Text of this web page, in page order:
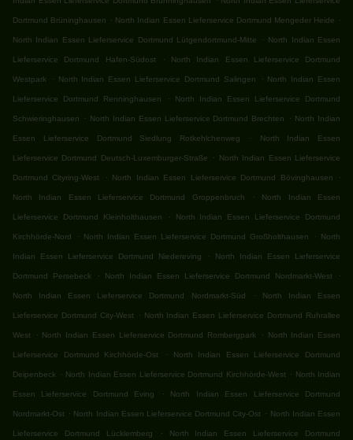
Dortmund Brüninghausen . North Indian Essen Lieferservice Dortmund Mengeder Heide .
North Indian Essen Lieferservice Dortmund Lütgendortmund-Mitte . North Indian Essen
Lieferservice Dortmund Hafen-Südost . North Indian Essen Lieferservice Dortmund
Westpark . North Indian Essen Lieferservice Dortmund Salingen . North Indian Essen
Lieferservice Dortmund Renninghausen . North Indian Essen Lieferservice Dortmund
Schwieringhausen . North Indian Essen Lieferservice Dortmund Brechten . North Indian
Essen Lieferservice Dortmund Siedlung Rotkehlchenweg . North Indian Essen
Lieferservice Dortmund Deutsch-Luxemburger-Straße . North Indian Essen Lieferservice
Dortmund Cityring-West . North Indian Essen Lieferservice Dortmund Bövinghausen .
North Indian Essen Lieferservice Dortmund Groppenbruch . North Indian Essen
Lieferservice Dortmund Kleinholthausen . North Indian Essen Lieferservice Dortmund
Kirchhörde-Nord . North Indian Essen Lieferservice Dortmund Großholthausen . North
Indian Essen Lieferservice Dortmund Niedereving . North Indian Essen Lieferservice
Dortmund Persebeck . North Indian Essen Lieferservice Dortmund Nordmarkt-West .
North Indian Essen Lieferservice Dortmund Nordmarkt-Süd . North Indian Essen
Lieferservice Dortmund City-West . North Indian Essen Lieferservice Dortmund Ruhrallee
West . North Indian Essen Lieferservice Dortmund Rombergpark . North Indian Essen
Lieferservice Dortmund Kirchhörde-Ost . North Indian Essen Lieferservice Dortmund
Deipenbeck . North Indian Essen Lieferservice Dortmund Kirchhörde-West . North Indian
Essen Lieferservice Dortmund Eving . North Indian Essen Lieferservice Dortmund
Nordmarkt-Ost . North Indian Essen Lieferservice Dortmund City-Ost . North Indian Essen
Lieferservice Dortmund Lücklemberg . North Indian Essen Lieferservice Dortmund